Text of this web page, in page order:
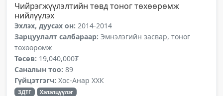
Чийрэгжүүлэлтийн төвд тоног төхөөрөмж
нийлүүлэх
Эхлэх, дуусах он: 2014-2014
Зарцуулалт салбараар: Эмнэлэгийн засвар, тоног
төхөөрөмж
Төсөв: 19,040,000₮
Саналын тоо: 89
Гүйцэтгэгч: Хос-Анар ХХК
ЗДТГ Хэлэлцүүлэг